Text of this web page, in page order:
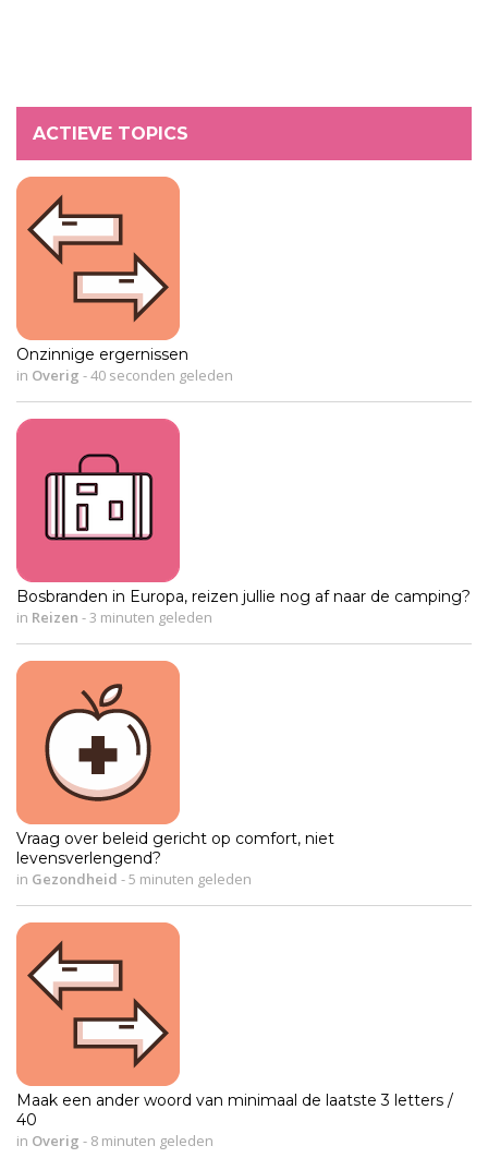
ACTIEVE TOPICS
Onzinnige ergernissen
in Overig -40 seconden geleden
Bosbranden in Europa, reizen jullie nog af naar de camping?
in Reizen -3 minuten geleden
Vraag over beleid gericht op comfort, niet
levensverlengend?
in Gezondheid -5 minuten geleden
Maak een ander woord van minimaal de laatste 3 letters /
40
in Overig - 8 minuten geleden